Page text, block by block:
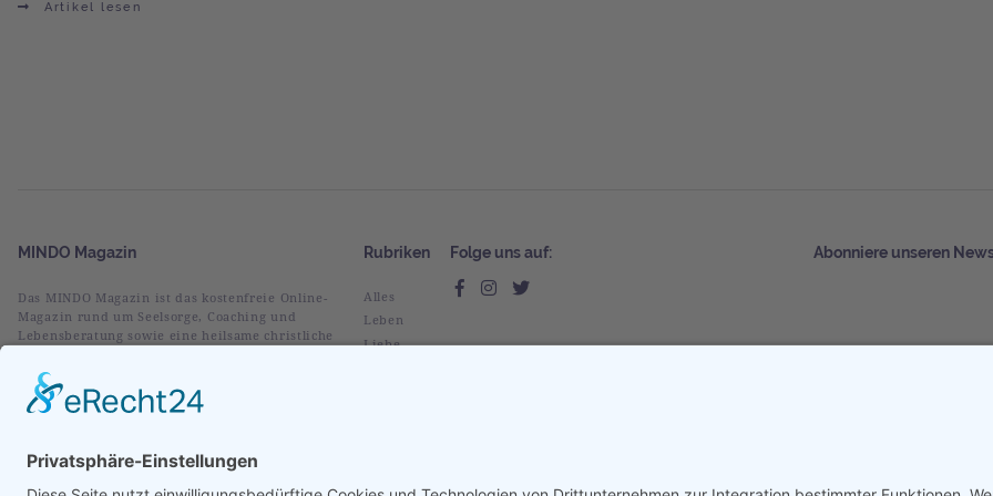
Artikel lesen
MINDO Magazin
Das MINDO Magazin ist das kostenfreie Online-
Magazin rund um Seelsorge, Coaching und
Lebensberatung sowie eine heilsame christliche
Rubriken
Alles
Leben
Liebe
Folge uns auf: Abonniere unseren